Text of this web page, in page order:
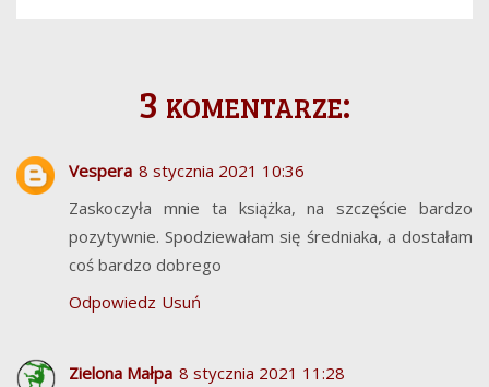
3 komentarze:
Vespera 8 stycznia 2021 10:36
Zaskoczyła mnie ta książka, na szczęście bardzo
pozytywnie. Spodziewałam się średniaka, a dostałam
coś bardzo dobrego
Odpowiedz Usuń
Zielona Małpa 8 stycznia 2021 11:28